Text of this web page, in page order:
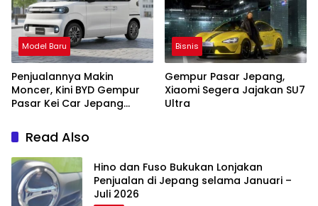
Model Baru
Penjualannya Makin
Moncer, Kini BYD Gempur
Pasar Kei Car Jepang
Bisnis
Gempur Pasar Jepang,
Xiaomi Segera Jajakan SU7
Ultra
Read Also
Hino dan Fuso Bukukan Lonjakan
Penjualan di Jepang selama Januari –
Juli 2026